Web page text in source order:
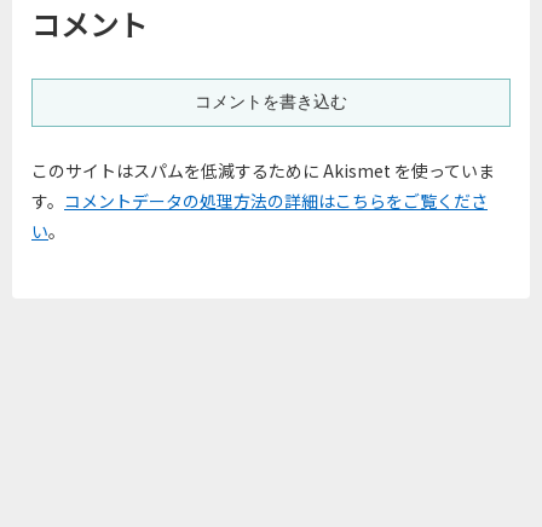
コメント
コメントを書き込む
このサイトはスパムを低減するために Akismet を使っていま
す。 コメントデータの処理方法の詳細はこちらをご覧くださ
い。